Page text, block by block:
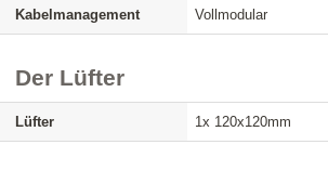
Kabelmanagement Vollmodular
Der Lüfter
Lüfter 1x 120x120mm